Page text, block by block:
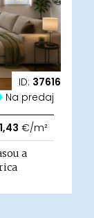
ID: 37616
Na predaj
€/m²
a